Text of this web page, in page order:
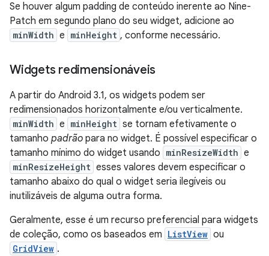
Se houver algum padding de conteúdo inerente ao Nine-
Patch em segundo plano do seu widget, adicione ao
minWidth e minHeight , conforme necessário.
Widgets redimensionáveis
A partir do Android 3.1, os widgets podem ser
redimensionados horizontalmente e/ou verticalmente.
minWidth e minHeight se tornam efetivamente o
tamanho padrão para no widget. É possível especificar o
tamanho mínimo do widget usando minResizeWidth e
minResizeHeight esses valores devem especificar o
tamanho abaixo do qual o widget seria ilegíveis ou
inutilizáveis de alguma outra forma.
Geralmente, esse é um recurso preferencial para widgets
de coleção, como os baseados em ListView ou
GridView .